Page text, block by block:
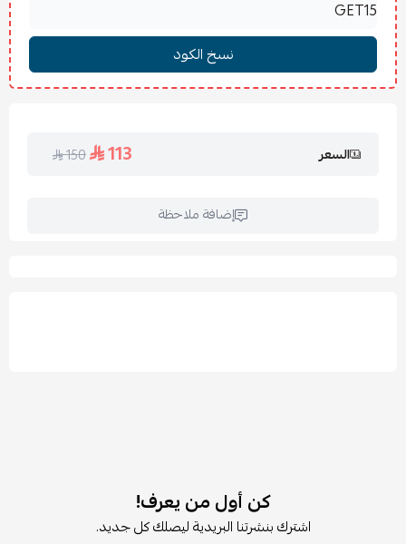
يُجفف في الظل أو على حرارة منخفضة
يُكوى على حرارة منخفضة عند الحاجة
الأسئلة الشائعة:
س: هل يمكن أن يتغير اللون مع الغسيل؟
السعر 113
150
إضافة ملاحظة
كن أول من يعرف!
اشترك بنشرتنا البريدية ليصلك كل جديد.